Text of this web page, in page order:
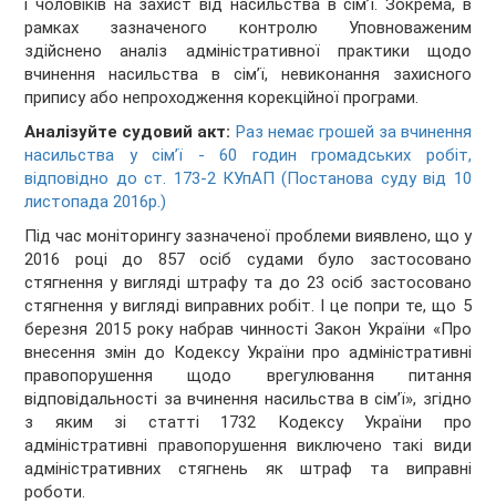
і чоловіків на захист від насильства в сім’ї. Зокрема, в
рамках зазначеного контролю Уповноваженим
здійснено аналіз адміністративної практики щодо
вчинення насильства в сім’ї, невиконання захисного
припису або непроходження корекційної програми.
Аналізуйте судовий акт: Раз немає грошей за вчинення
насильства у сім’ї - 60 годин громадських робіт,
відповідно до ст. 173-2 КУпАП (Постанова суду від 10
листопада 2016р.)
Під час моніторингу зазначеної проблеми виявлено, що у
2016 році до 857 осіб судами було застосовано
стягнення у вигляді штрафу та до 23 осіб застосовано
стягнення у вигляді виправних робіт. І це попри те, що 5
березня 2015 року набрав чинності Закон України «Про
внесення змін до Кодексу України про адміністративні
правопорушення щодо врегулювання питання
відповідальності за вчинення насильства в сім’ї», згідно
з яким зі статті 1732 Кодексу України про
адміністративні правопорушення виключено такі види
адміністративних стягнень як штраф та виправні
роботи.